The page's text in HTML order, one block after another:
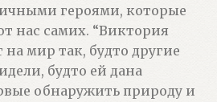
героями, которые
нас самих. “Виктория
мир так, будто другие
будто ей дана
обнаружить природу и